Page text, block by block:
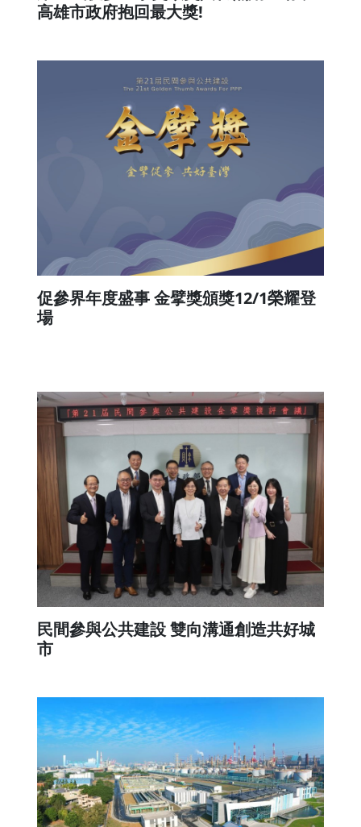
高雄市政府抱回最大獎!
促參界年度盛事 金擘獎頒獎12/1榮耀登
場
民間參與公共建設 雙向溝通創造共好城
市